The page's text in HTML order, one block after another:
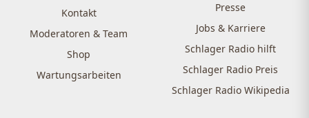
Kontakt
Moderatoren & Team
Shop
Wartungsarbeiten
Presse
Jobs & Karriere
Schlager Radio hilft
Schlager Radio Preis
Schlager Radio Wikipedia